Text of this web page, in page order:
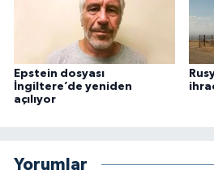
Epstein dosyası
İngiltere’de yeniden
açılıyor
Yorumlar